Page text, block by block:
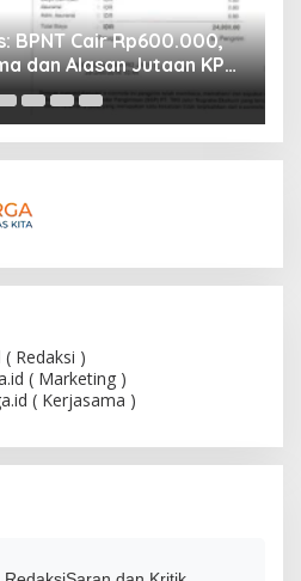
Antara Kebenaran dan
( Redaksi )
( Marketing )
( Kerjasama )